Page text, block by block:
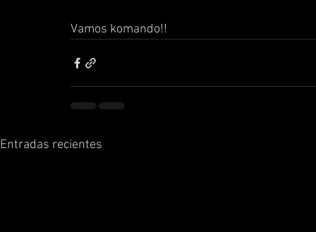
Vamos komando!!
Entradas recientes